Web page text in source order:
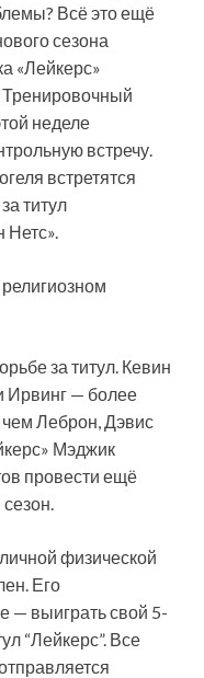
Всё это ещё
сезона
«Лейкерс»
Тренировочный
неделе
встречу.
встретятся
титул
за титул. Кевин
Ирвинг — более
Леброн, Дэвис
Мэджик
провести ещё
физической
Его
— выиграть свой 5-
“Лейкерс”. Все